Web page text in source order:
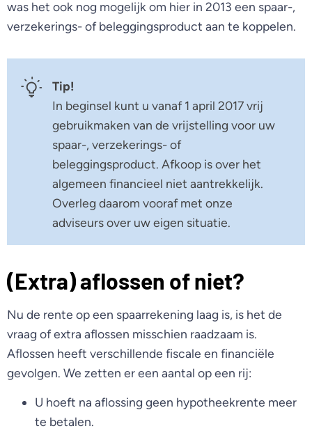
was het ook nog mogelijk om hier in 2013 een spaar-,
verzekerings- of beleggingsproduct aan te koppelen.
Tip!
In beginsel kunt u vanaf 1 april 2017 vrij
gebruikmaken van de vrijstelling voor uw
spaar-, verzekerings- of
beleggingsproduct. Afkoop is over het
algemeen financieel niet aantrekkelijk.
Overleg daarom vooraf met onze
adviseurs over uw eigen situatie.
(Extra) aflossen of niet?
Nu de rente op een spaarrekening laag is, is het de
vraag of extra aflossen misschien raadzaam is.
Aflossen heeft verschillende fiscale en financiële
gevolgen. We zetten er een aantal op een rij:
U hoeft na aflossing geen hypotheekrente meer
te betalen.